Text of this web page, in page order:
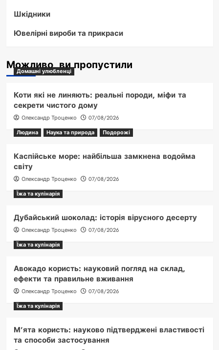
Шкідники
Ювелірні вироби та прикраси
Можливо, ви пропустили
Домашні улюбленці
Коти які не линяють: реальні породи, міфи та
секрети чистого дому
Олександр Троценко
07/08/2026
Людина
Наука та природа Подорожі
Каспійське море: найбільша замкнена водойма
світу
Олександр Троценко
07/08/2026
Їжа та кулінарія
Дубайський шоколад: історія вірусного десерту
Олександр Троценко
07/08/2026
Їжа та кулінарія
Авокадо користь: науковий погляд на склад,
ефекти та правильне вживання
Олександр Троценко
07/08/2026
Їжа та кулінарія
М’ята користь: науково підтверджені властивості
та способи застосування